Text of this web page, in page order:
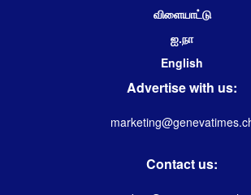
விளையாட்டு
ஐ.நா
English
Advertise with us:
Contact us: